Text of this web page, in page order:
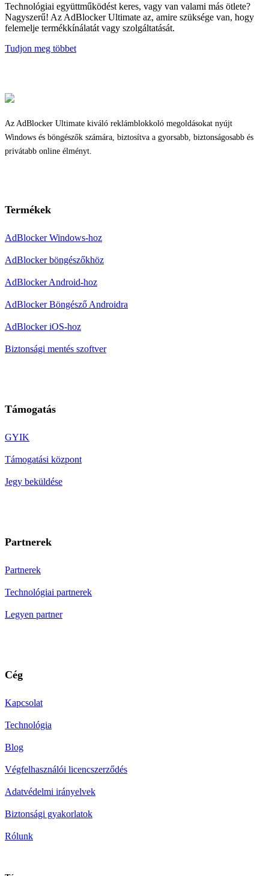
Technológiai együttműködést keres, vagy van valami más ötlete?
Nagyszerű! Az AdBlocker Ultimate az, amire szüksége van, hogy
felemelje termékkínálatát vagy szolgáltatását.
Tudjon meg többet
Az AdBlocker Ultimate kiváló reklámblokkoló megoldásokat nyújt
Windows és böngészők számára, biztosítva a gyorsabb, biztonságosabb és
privátabb online élményt.
Termékek
AdBlocker Windows-hoz
AdBlocker böngészőkhöz
AdBlocker Android-hoz
AdBlocker Böngésző Androidra
AdBlocker iOS-hoz
Biztonsági mentés szoftver
Támogatás
GYIK
Támogatási központ
Jegy beküldése
Partnerek
Partnerek
Technológiai partnerek
Legyen partner
Cég
Kapcsolat
Technológia
Blog
Végfelhasználói licencszerződés
Adatvédelmi irányelvek
Biztonsági gyakorlatok
Rólunk